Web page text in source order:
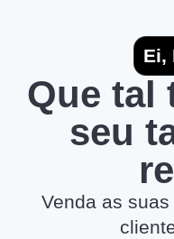
Ei,
Que tal
seu
Venda as